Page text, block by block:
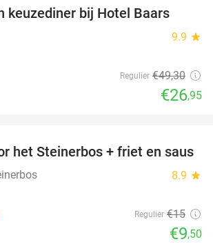
keuzediner bij Hotel Baars
9.9 star
Regulier €49,30
€26,95
37%
het Steinerbos + friet en saus
8.9 star
Regulier €15
€9,50